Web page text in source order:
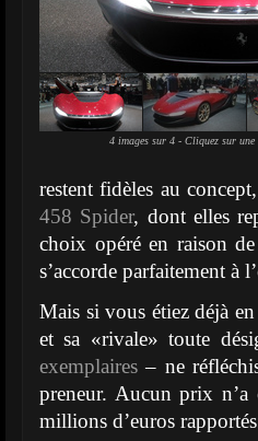
4 images sur 4 - Cliquez sur
restent fidèles au
458 Spider, dont elles
choix opéré en raison
s’accorde parfaitement à
Mais si vous étiez déjà
et sa «rivale» toute
exemplaires – ne
preneur. Aucun prix
millions d’euros